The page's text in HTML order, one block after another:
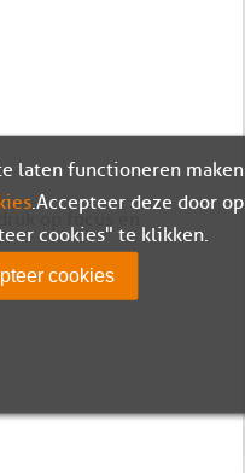
op focus en
laten functioneren maken
. Accepteer deze door op
cookies" te klikken.
cookies